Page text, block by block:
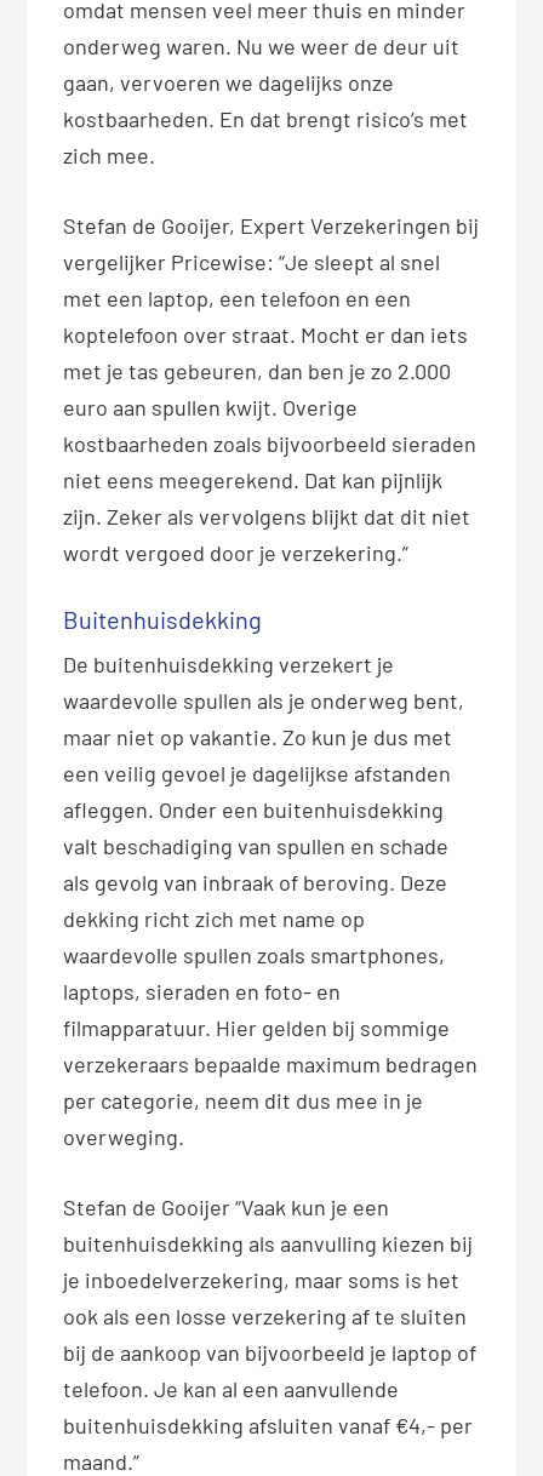
omdat mensen veel meer thuis en minder
onderweg waren. Nu we weer de deur uit
gaan, vervoeren we dagelijks onze
kostbaarheden. En dat brengt risico’s met
zich mee.
Stefan de Gooijer, Expert Verzekeringen bij
vergelijker Pricewise: “Je sleept al snel
met een laptop, een telefoon en een
koptelefoon over straat. Mocht er dan iets
met je tas gebeuren, dan ben je zo 2.000
euro aan spullen kwijt. Overige
kostbaarheden zoals bijvoorbeeld sieraden
niet eens meegerekend. Dat kan pijnlijk
zijn. Zeker als vervolgens blijkt dat dit niet
wordt vergoed door je verzekering.”
Buitenhuisdekking
De buitenhuisdekking verzekert je
waardevolle spullen als je onderweg bent,
maar niet op vakantie. Zo kun je dus met
een veilig gevoel je dagelijkse afstanden
afleggen. Onder een buitenhuisdekking
valt beschadiging van spullen en schade
als gevolg van inbraak of beroving. Deze
dekking richt zich met name op
waardevolle spullen zoals smartphones,
laptops, sieraden en foto- en
filmapparatuur. Hier gelden bij sommige
verzekeraars bepaalde maximum bedragen
per categorie, neem dit dus mee in je
overweging.
Stefan de Gooijer “Vaak kun je een
buitenhuisdekking als aanvulling kiezen bij
je inboedelverzekering, maar soms is het
ook als een losse verzekering af te sluiten
bij de aankoop van bijvoorbeeld je laptop of
telefoon. Je kan al een aanvullende
buitenhuisdekking afsluiten vanaf €4,- per
maand.”